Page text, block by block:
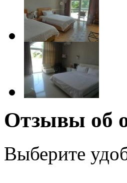
Отзывы об
Выберите